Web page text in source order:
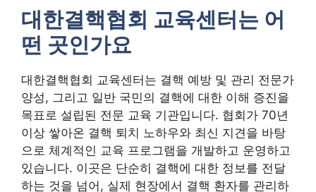
대한결핵협회 교육센터는 어
떤 곳인가요
대한결핵협회 교육센터는 결핵 예방 및 관리 전문가
양성, 그리고 일반 국민의 결핵에 대한 이해 증진을
목표로 설립된 전문 교육 기관입니다. 협회가 70년
이상 쌓아온 결핵 퇴치 노하우와 최신 지견을 바탕
으로 체계적인 교육 프로그램을 개발하고 운영하고
있습니다. 이곳은 단순히 결핵에 대한 정보를 전달
하는 것을 넘어, 실제 현장에서 결핵 환자를 관리하